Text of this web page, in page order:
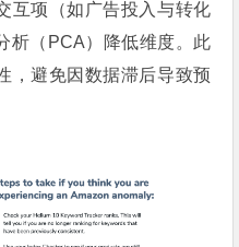
互项（如广告投入与转化
析（PCA）降低维度。此
，避免因数据滞后导致预